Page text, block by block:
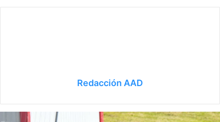
Redacción AAD